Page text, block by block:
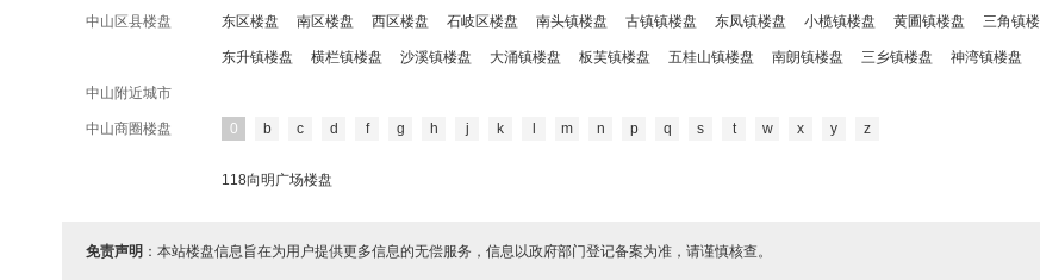
中山区县楼盘 东区楼盘 南区楼盘 西区楼盘 石岐区楼盘 南头镇楼盘 古镇镇楼盘 东凤镇楼盘 小榄镇楼盘 黄圃镇楼盘 三角镇
东升镇楼盘 横栏镇楼盘 沙溪镇楼盘 大涌镇楼盘 板芙镇楼盘 五桂山镇楼盘 南朗镇楼盘 三乡镇楼盘 神湾镇楼盘
中山附近城市
中山商圈楼盘 0 b c d f g h j k m n p q s t w x y z
118向明广场楼盘
免责声明 ：本站楼盘信息旨在为用户提供更多信息的无偿服务，信息以政府部门登记备案为准，请谨慎核查。